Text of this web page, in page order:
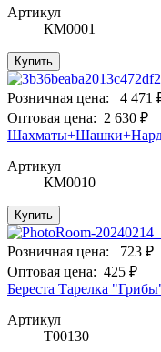
Артикул
КМ0001
Купить
Розничная цена:
4 471
Оптовая цена: 2 630 ₽
Артикул
КМ0010
Купить
Розничная цена:
723 ₽
Оптовая цена: 425 ₽
Береста Тарелка
Артикул
Т00130